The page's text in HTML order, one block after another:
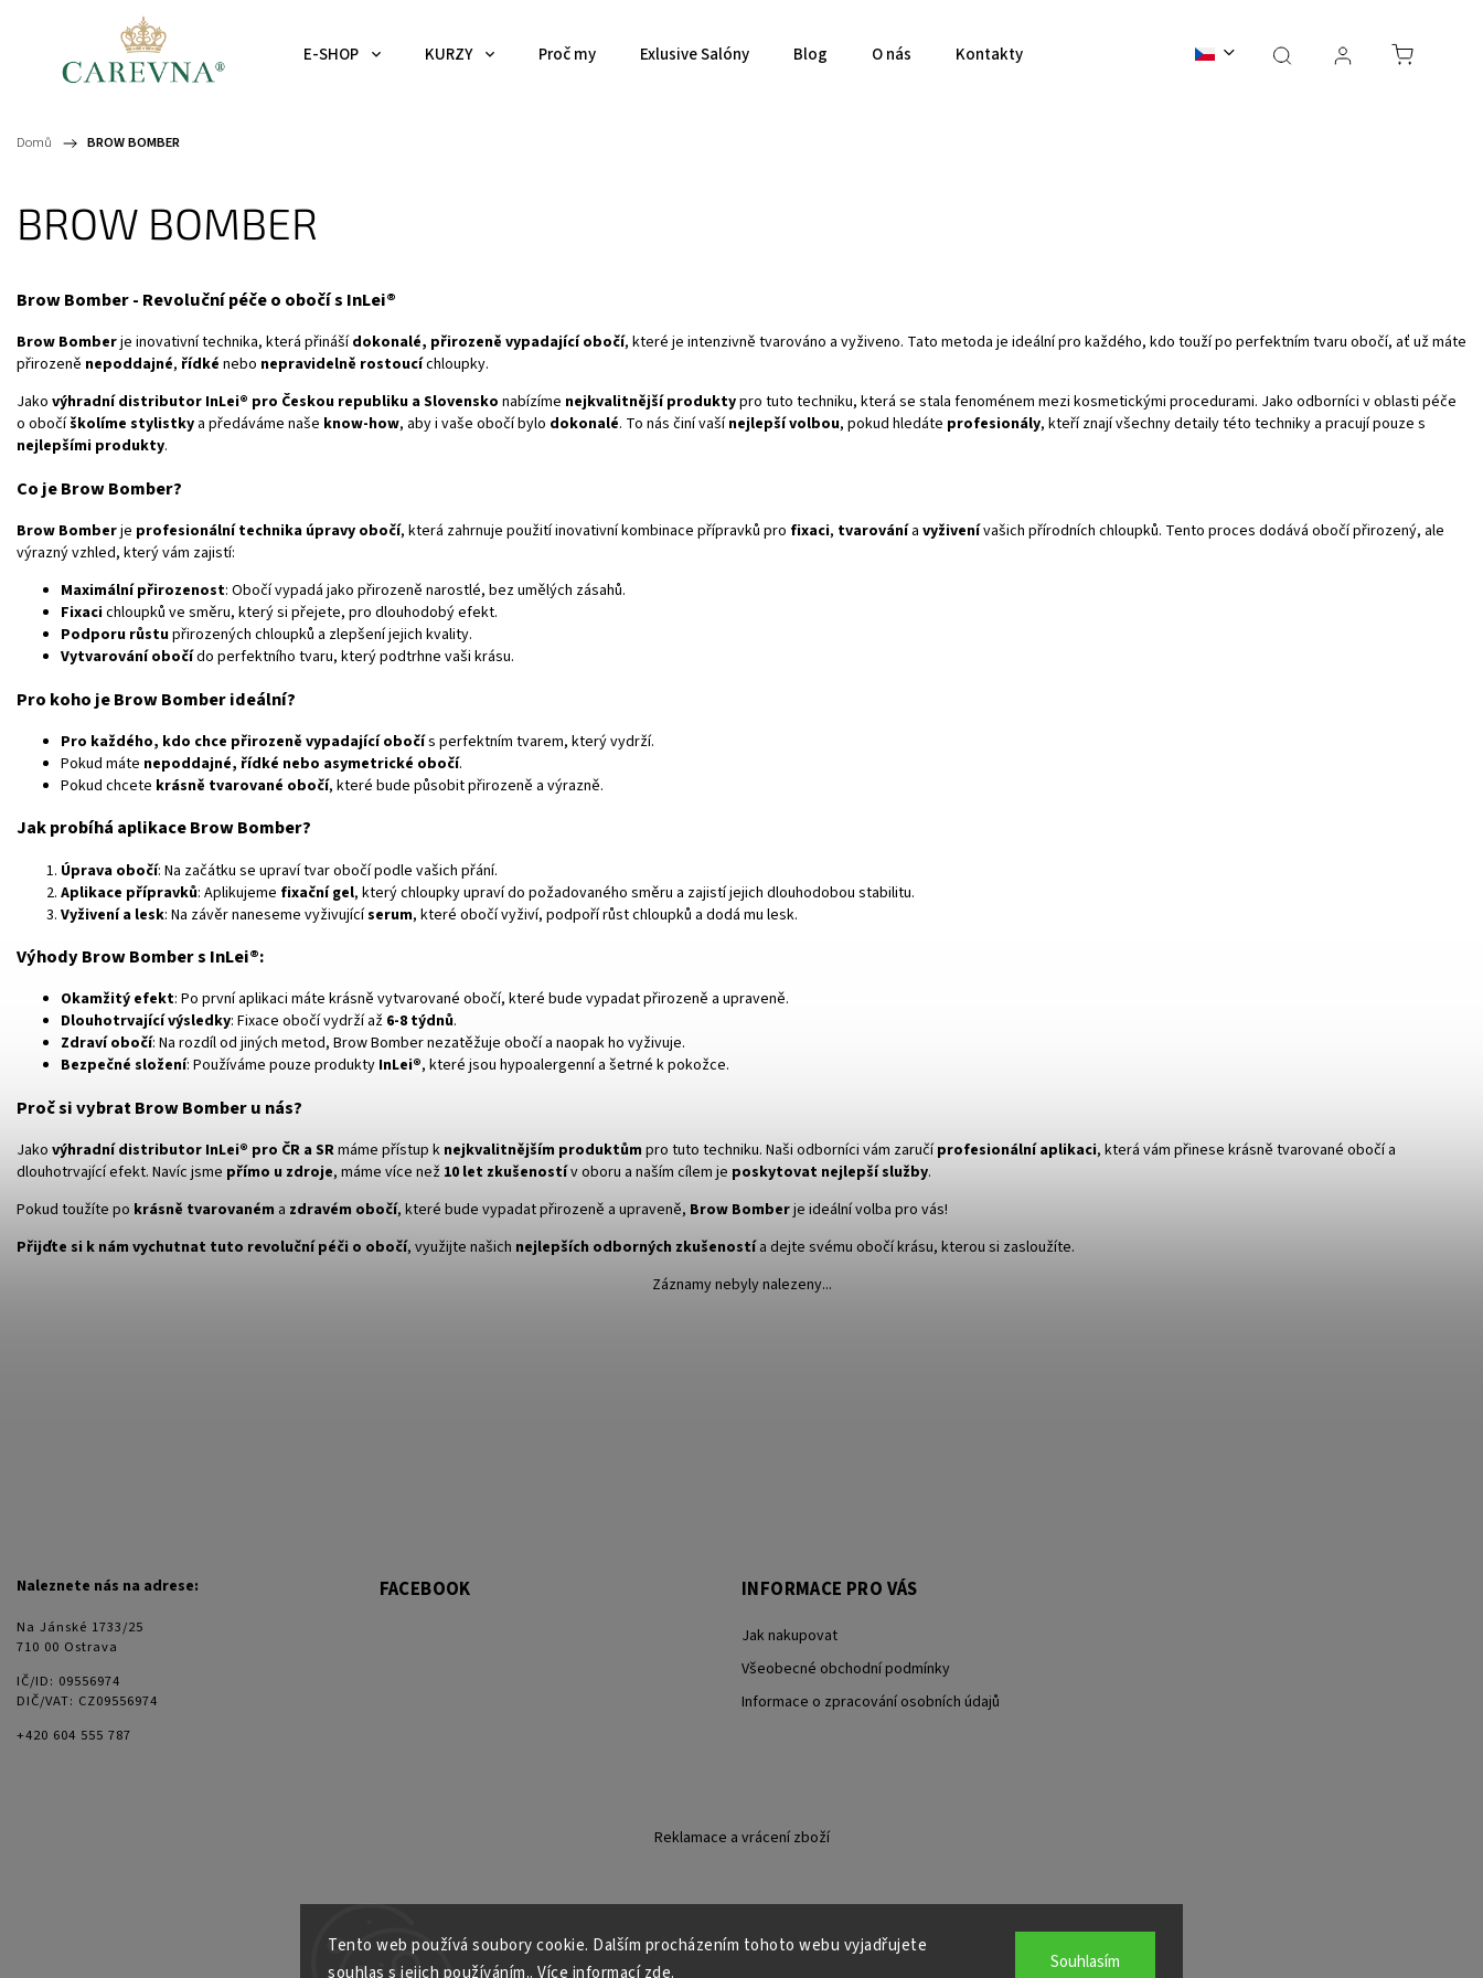
Tento web používá soubory cookie. Dalším procházením tohoto webu vyjadřujete
souhlas s jejich používáním.. Více informacízde. Souhlasím
E-SHOP KURZY Proč my Exlusive Salóny Blog O nás Kontakty
Domů / BROW BOMBER
BROW BOMBER
Brow Bomber - Revoluční péče o obočí s InLei®
Brow Bomberje inovativní technika, která přinášídokonalé, přirozeně vypadající obočí, které je intenzivně tvarováno a vyživeno. Tato metoda je ideální pro každého, kdo touží po perfektním tvaru obočí, ať už máte
přirozeně nepoddajné, řídké nebo nepravidelně rostoucíchloupky.
Jako výhradní distributor InLei® pro Českou republiku a Slovensko nabízíme nejkvalitnější produktypro tuto techniku, která se stala fenoménem mezi kosmetickými procedurami. Jako odborníci v oblasti péče
o obočíškolíme stylistky a předáváme naše know-how, aby i vaše obočí bylo dokonalé. To nás činí vašínejlepší volbou, pokud hledáte profesionály, kteří znají všechny detaily této techniky a pracují pouze s
nejlepšími produkty.
Co je Brow Bomber?
Brow Bomberje profesionální technika úpravy obočí, která zahrnuje použití inovativní kombinace přípravků pro fixaci, tvarovánía vyživenívašich přírodních chloupků. Tento proces dodává obočí přirozený, ale
výrazný vzhled, který vám zajistí:
Maximální přirozenost: Obočí vypadá jako přirozeně narostlé, bez umělých zásahů.
Fixacichloupků ve směru, který si přejete, pro dlouhodobý efekt.
Podporu růstupřirozených chloupků a zlepšení jejich kvality.
Vytvarování obočído perfektního tvaru, který podtrhne vaši krásu.
Pro koho je Brow Bomber ideální?
Pro každého, kdo chce přirozeně vypadající obočís perfektním tvarem, který vydrží.
Pokud máte nepoddajné, řídké nebo asymetrické obočí.
Pokud chcete krásně tvarované obočí, které bude působit přirozeně a výrazně.
Jak probíhá aplikace Brow Bomber?
Úprava obočí: Na začátku se upraví tvar obočí podle vašich přání.
Aplikace přípravků: Aplikujeme fixační gel, který chloupky upraví do požadovaného směru a zajistí jejich dlouhodobou stabilitu.
Vyživení a lesk: Na závěr naneseme vyživujícíserum, které obočí vyživí, podpoří růst chloupků a dodá mu lesk.
Výhody Brow Bomber s InLei®:
Okamžitý efekt: Po první aplikaci máte krásně vytvarované obočí, které bude vypadat přirozeně a upraveně.
Dlouhotrvající výsledky: Fixace obočí vydrží až 6-8 týdnů.
Zdraví obočí: Na rozdíl od jiných metod, Brow Bomber nezatěžuje obočí a naopak ho vyživuje.
Bezpečné složení: Používáme pouze produkty InLei®, které jsou hypoalergenní a šetrné k pokožce.
Proč si vybrat Brow Bomber u nás?
Jako výhradní distributor InLei® pro ČR a SRmáme přístup k nejkvalitnějším produktůmpro tuto techniku. Naši odborníci vám zaručíprofesionální aplikaci, která vám přinese krásně tvarované obočí a
dlouhotrvající efekt. Navíc jsme přímo u zdroje, máme více než 10 let zkušenostív oboru a naším cílem je poskytovat nejlepší služby.
Pokud toužíte po krásně tvarovaném a zdravém obočí, které bude vypadat přirozeně a upraveně, Brow Bomberje ideální volba pro vás!
Přijďte si k nám vychutnat tuto revoluční péči o obočí, využijte našich nejlepších odborných zkušenostía dejte svému obočí krásu, kterou si zasloužíte.
Záznamy nebyly nalezeny...
Naleznete nás na adrese:
Na Jánské 1733/25
710 00 Ostrava
IČ/ID: 09556974
DIČ/VAT: CZ09556974
+420 604 555 787
FACEBOOK INFORMACE PRO VÁS
Jak nakupovat
Všeobecné obchodní podmínky
Informace o zpracování osobních údajů
Reklamace a vrácení zboží
Grafický návrh vytvořil a nakódoval